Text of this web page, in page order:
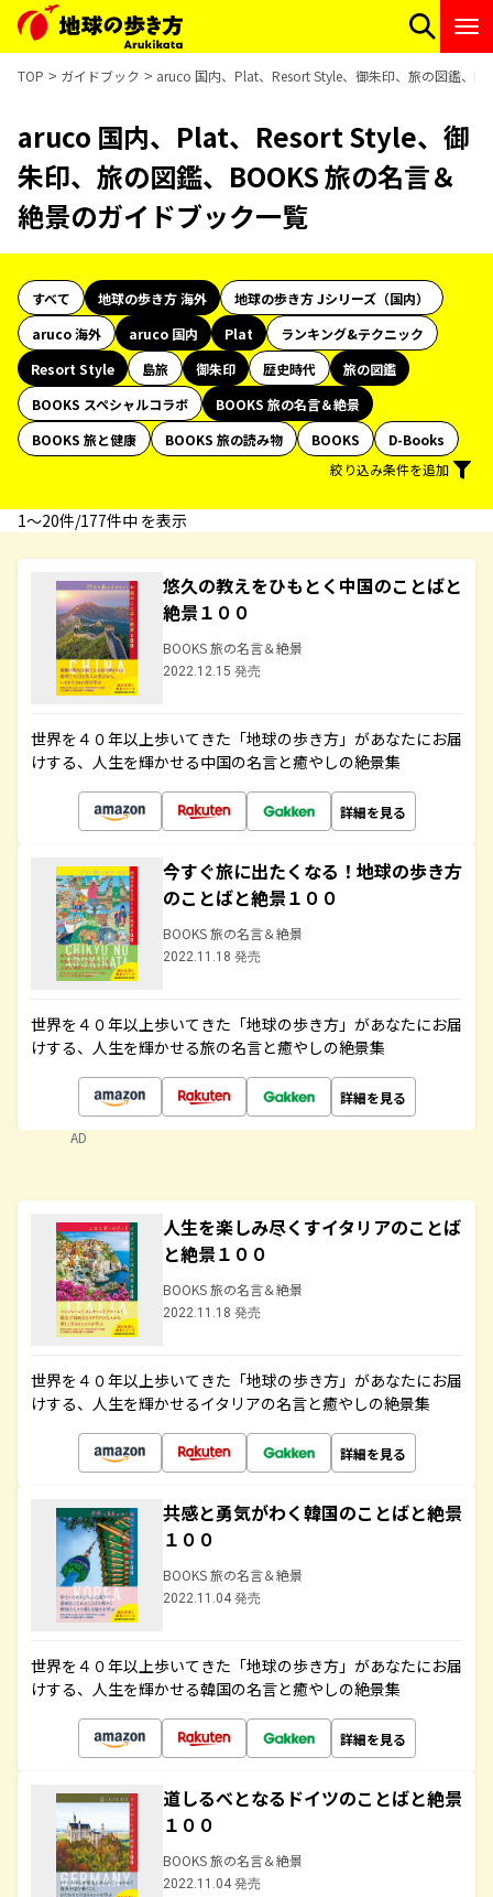
TOP ガイドブック aruco 国内、Plat、Resort Style、御朱印、旅の図鑑、
aruco 国内、Plat、Resort Style、御
朱印、旅の図鑑、BOOKS 旅の名言＆
絶景のガイドブック一覧
すべて 地球の歩き方 海外
地球の歩き方 Jシリーズ（国内）
aruco 海外
aruco 国内 Plat
ランキング&テクニック
Resort Style
島旅 御朱印 歴史時代
旅の図鑑
BOOKS スペシャルコラボ
BOOKS 旅の名言＆絶景
BOOKS 旅と健康
BOOKS 旅の読み物 BOOKS
D-Books
絞り込み条件を追加
1〜20件/177件中 を表示
悠久の教えをひもとく中国のことばと
絶景１００
BOOKS 旅の名言＆絶景
2022.12.15 発売
世界を４０年以上歩いてきた「地球の歩き方」があなたにお届
けする、人生を輝かせる中国の名言と癒やしの絶景集
詳細を見る
今すぐ旅に出たくなる！地球の歩き方
のことばと絶景１００
BOOKS 旅の名言＆絶景
2022.11.18 発売
世界を４０年以上歩いてきた「地球の歩き方」があなたにお届
けする、人生を輝かせる旅の名言と癒やしの絶景集
詳細を見る
AD
人生を楽しみ尽くすイタリアのことば
と絶景１００
BOOKS 旅の名言＆絶景
2022.11.18 発売
世界を４０年以上歩いてきた「地球の歩き方」があなたにお届
けする、人生を輝かせるイタリアの名言と癒やしの絶景集
詳細を見る
共感と勇気がわく韓国のことばと絶景
１００
BOOKS 旅の名言＆絶景
2022.11.04 発売
世界を４０年以上歩いてきた「地球の歩き方」があなたにお届
けする、人生を輝かせる韓国の名言と癒やしの絶景集
詳細を見る
道しるべとなるドイツのことばと絶景
１００
BOOKS 旅の名言＆絶景
2022.11.04 発売